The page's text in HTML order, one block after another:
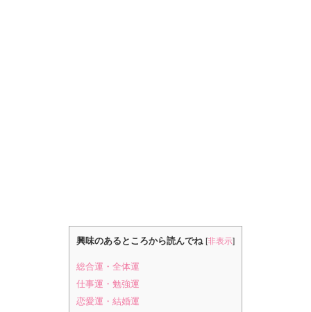
興味のあるところから読んでね [非表示]
総合運・全体運
仕事運・勉強運
恋愛運・結婚運